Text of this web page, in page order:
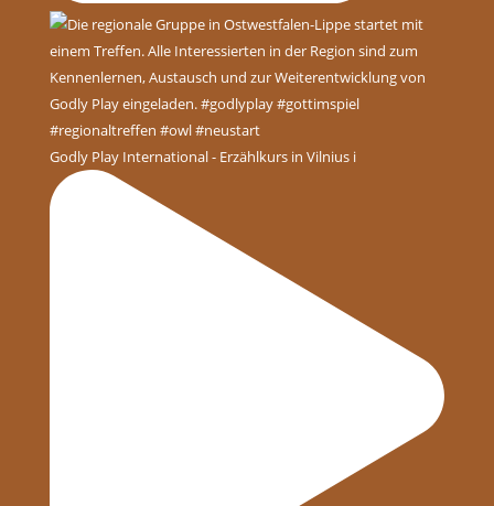
Godly Play International - Erzählkurs in Vilnius i